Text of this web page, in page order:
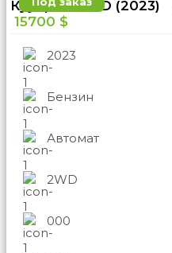
Куулрей 2WD (2023)
15700 $
2023
Бензин
Автомат
2WD
000